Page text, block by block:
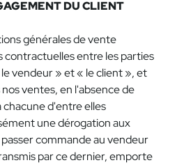
DU CLIENT
générales de vente
contractuelles entre les parties
vendeur » et « le client », et
ventes, en l'absence de
d'entre elles
une dérogation aux
commande au vendeur
par ce dernier, emporte